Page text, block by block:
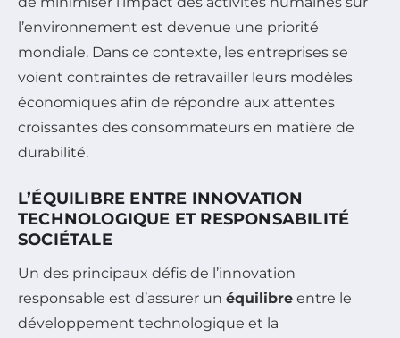
l’environnement est devenue une priorité
mondiale. Dans ce contexte, les entreprises se
voient contraintes de retravailler leurs modèles
économiques afin de répondre aux attentes
croissantes des consommateurs en matière de
durabilité.
L’ÉQUILIBRE ENTRE INNOVATION
TECHNOLOGIQUE ET RESPONSABILITÉ
SOCIÉTALE
Un des principaux défis de l’innovation
responsable est d’assurer un équilibre entre le
développement technologique et la